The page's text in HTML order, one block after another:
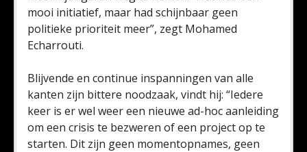
mooi initiatief, maar had schijnbaar geen
politieke prioriteit meer”, zegt Mohamed
Echarrouti.
Blijvende en continue inspanningen van alle
kanten zijn bittere noodzaak, vindt hij: “Iedere
keer is er wel weer een nieuwe ad-hoc aanleiding
om een crisis te bezweren of een project op te
starten. Dit zijn geen momentopnames, geen